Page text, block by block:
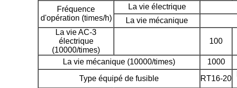
Fréquence
d'opération (times/h)
La vie électrique
La vie mécanique
La vie AC-3
électrique
(10000/times)
100
La vie mécanique (10000/times) 1000
Type équipé de fusible
RT16-20